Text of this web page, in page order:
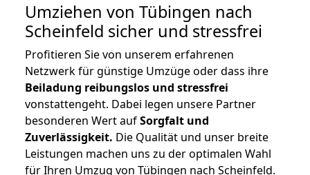
Umziehen von Tübingen nach
Scheinfeld sicher und stressfrei
Profitieren Sie von unserem erfahrenen
Netzwerk für günstige Umzüge oder dass ihre
Beiladung reibungslos und stressfrei
vonstattengeht. Dabei legen unsere Partner
besonderen Wert aufSorgfalt und
Zuverlässigkeit. Die Qualität und unser breite
Leistungen machen uns zu der optimalen Wahl
für Ihren Umzug von Tübingen nach Scheinfeld.